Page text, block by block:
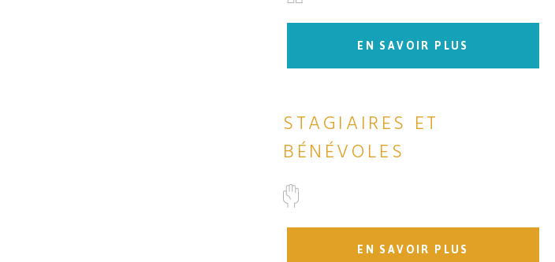
EN SAVOIR PLUS
STAGIAIRES ET
BÉNÉVOLES
EN SAVOIR PLUS